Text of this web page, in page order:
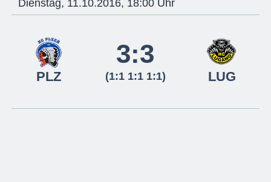
Dienstag, 11.10.2016, 18:00 Uhr
PLZ
3:3
(1:1 1:1 1:1) LUG